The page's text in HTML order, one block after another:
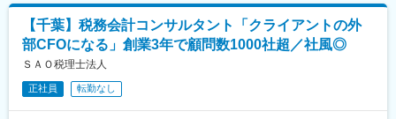
変更の範囲：会社の定める業務
・法務相談対応、各種法規制対応（独占禁止法、機密管理、個人
情報保護等）
・ 機関法務 （取締役会等その他会社法関連対応）
・プロジェクトにおける法務面での対応
・ 内部通報事案の対応 （調査など）
・コンプライアンス教育
・訴訟・紛争解決支援
【千葉】税務会計コンサルタント「クライアントの外
部CFOになる」創業3年で顧問数1000社超／社風◎
ＳＡＯ税理士法人
正社員 転勤なし